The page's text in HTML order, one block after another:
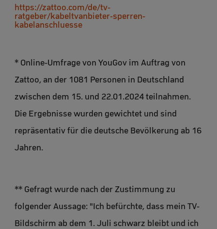
https://zattoo.com/de/tv-
ratgeber/kabeltvanbieter-sperren-
kabelanschluesse
* Online-Umfrage von YouGov im Auftrag von
Zattoo, an der 1081 Personen in Deutschland
zwischen dem 15. und 22.01.2024 teilnahmen.
Die Ergebnisse wurden gewichtet und sind
repräsentativ für die deutsche Bevölkerung ab 16
Jahren.
** Gefragt wurde nach der Zustimmung zu
folgender Aussage: "Ich befürchte, dass mein TV-
Bildschirm ab dem 1. Juli schwarz bleibt und ich